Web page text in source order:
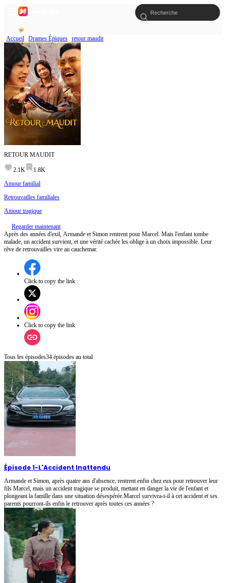
Accueil Drames Épiques retour maudit
RETOUR MAUDIT
2.1K
1.8K
Amour familial
Retrouvailles familiales
Amour tragique
Regarder maintenant
Après des années d'exil, Armande et Simon rentrent pour Marcel. Mais l'enfant tombe
malade, un accident survient, et une vérité cachée les oblige à un choix impossible. Leur
rêve de retrouvailles vire au cauchemar.
Click to copy the link
Click to copy the link
Tous les épisodes34 épisodes au total
Épisode 1-L'Accident Inattendu
Armande et Simon, après quatre ans d'absence, rentrent enfin chez eux pour retrouver leur
fils Marcel, mais un accident tragique se produit, mettant en danger la vie de l'enfant et
plongeant la famille dans une situation désespérée.Marcel survivra-t-il à cet accident et ses
parents pourront-ils enfin le retrouver après toutes ces années ?